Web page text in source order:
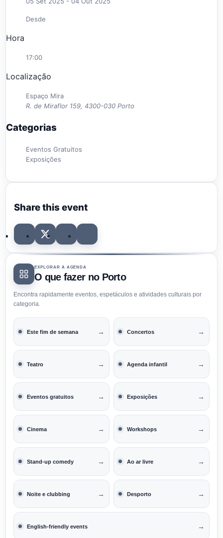
Desde
Hora
17:00
Localização
Espaço Mira
R. de Miraflor 159, 4300-030 Porto
Categorias
Eventos Gratuitos
Exposições
Share this event
EXPLORAR A AGENDA
O que fazer no Porto
Encontra rapidamente eventos, espetáculos e atividades culturais por
categoria.
Este fim de semana → Concertos →
Teatro → Agenda infantil →
Eventos gratuitos → Exposições →
Cinema → Workshops →
Stand-up comedy → Ao ar livre →
Noite e clubbing → Desporto →
English-friendly events →